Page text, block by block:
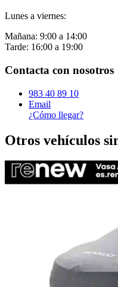
Lunes a viernes:
Mañana: 9:00 a 14:00
Tarde: 16:00 a 19:00
Contacta con nosotros
983 40 89 10
Email
¿Cómo llegar?
Otros vehículos